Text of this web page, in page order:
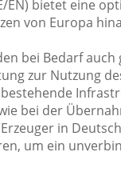
EN) bietet eine
von Europa
bei Bedarf auch
zur Nutzung
bei der
in
um ein